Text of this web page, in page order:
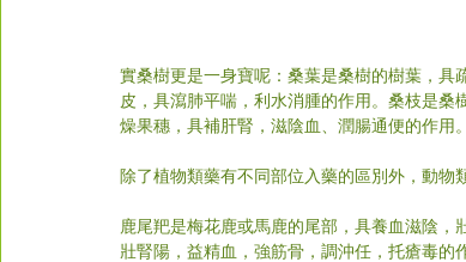
實桑樹更是一身寶呢：桑葉是桑樹的樹葉，具
皮，具瀉肺平喘，利水消腫的作用。桑枝是
燥果穗，具補肝腎，滋陰血、潤腸通便的作用
除了植物類藥有不同部位入藥的區別外，動物
鹿尾羓是梅花鹿或馬鹿的尾部，具養血滋陰
壯腎陽，益精血，強筋骨，調沖任，托瘡毒